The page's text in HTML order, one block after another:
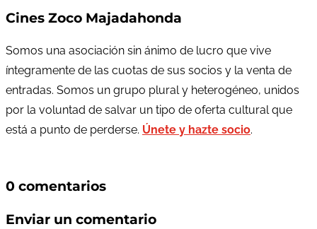
Cines Zoco Majadahonda
Somos una asociación sin ánimo de lucro que vive
íntegramente de las cuotas de sus socios y la venta de
entradas. Somos un grupo plural y heterogéneo, unidos
por la voluntad de salvar un tipo de oferta cultural que
está a punto de perderse. Únete y hazte socio.
0 comentarios
Enviar un comentario